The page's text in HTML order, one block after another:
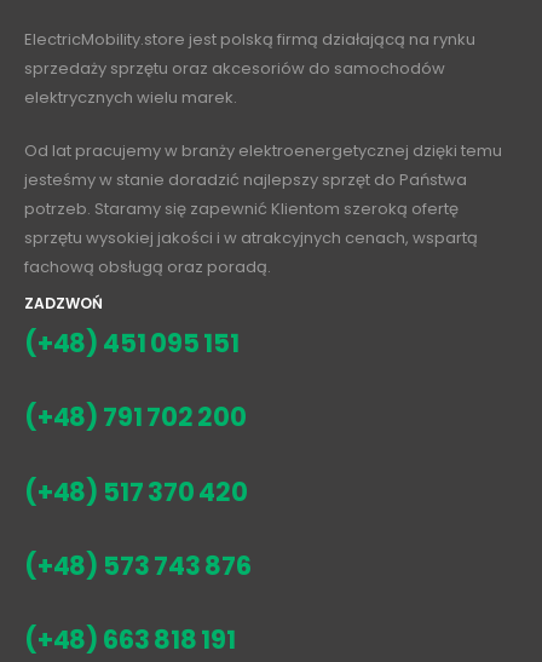
ElectricMobility.store jest polską firmą działającą na rynku
sprzedaży sprzętu oraz akcesoriów do samochodów
elektrycznych wielu marek.
Od lat pracujemy w branży elektroenergetycznej dzięki temu
jesteśmy w stanie doradzić najlepszy sprzęt do Państwa
potrzeb. Staramy się zapewnić Klientom szeroką ofertę
sprzętu wysokiej jakości i w atrakcyjnych cenach, wspartą
fachową obsługą oraz poradą.
ZADZWOŃ
(+48) 451 095 151
(+48) 791 702 200
(+48) 517 370 420
(+48) 573 743 876
(+48) 663 818 191